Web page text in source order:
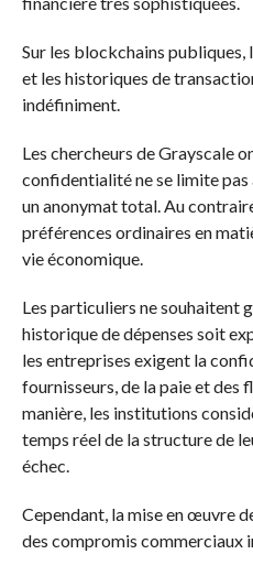
Sur les blockchains publiques,
et les historiques de
indéfiniment.
Les chercheurs de Grayscale
confidentialité ne se limite
un anonymat total. Au
préférences ordinaires en
vie économique.
Les particuliers ne souhaitent
historique de dépenses soit
les entreprises exigent la
fournisseurs, de la paie et des
manière, les institutions
temps réel de la structure de
échec.
Cependant, la mise en œuvre
des compromis commerciaux